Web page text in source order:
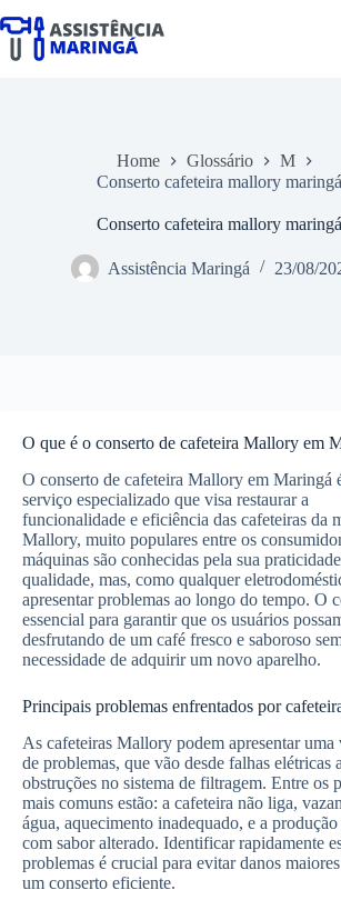
para
Home Glossário
M
Conserto cafeteira mallory maringá
Conserto cafeteira mallory maringá
Assistência Maringá 23/08/
O que é o conserto de cafeteira Mallory em
O conserto de cafeteira Mallory em Maringá
serviço especializado que visa restaurar a
funcionalidade e eficiência das cafeteiras da
Mallory, muito populares entre os
máquinas são conhecidas pela sua
qualidade, mas, como qualquer
apresentar problemas ao longo do tempo. O
essencial para garantir que os usuários
desfrutando de um café fresco e saboroso
necessidade de adquirir um novo aparelho.
Principais problemas enfrentados por
As cafeteiras Mallory podem apresentar uma
de problemas, que vão desde falhas elétricas
obstruções no sistema de filtragem. Entre os
mais comuns estão: a cafeteira não liga,
água, aquecimento inadequado, e a
com sabor alterado. Identificar rapidamente
problemas é crucial para evitar danos
um conserto eficiente.